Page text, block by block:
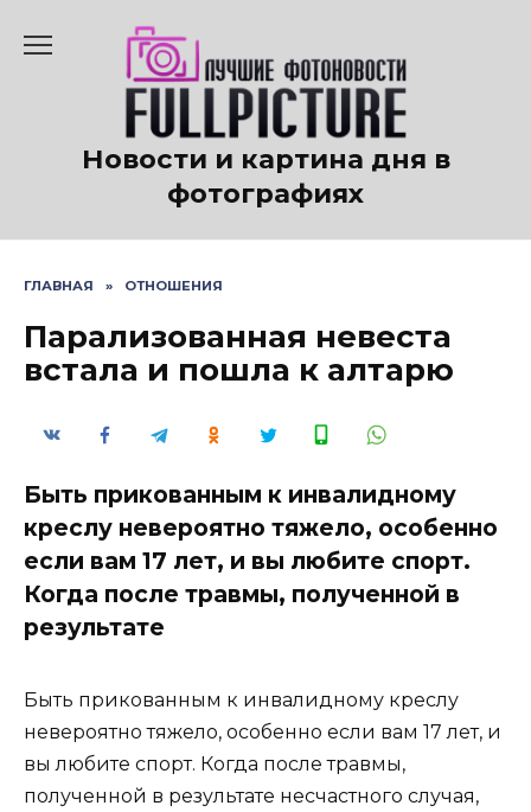
содержанию
Новости и картина дня в
фотографиях
ГЛАВНАЯ » ОТНОШЕНИЯ
Парализованная невеста
встала и пошла к алтарю
Быть прикованным к инвалидному
креслу невероятно тяжело, особенно
если вам 17 лет, и вы любите спорт.
Когда после травмы, полученной в
результате
Быть прикованным к инвалидному креслу
невероятно тяжело, особенно если вам 17 лет, и
вы любите спорт. Когда после травмы,
полученной в результате несчастного случая,